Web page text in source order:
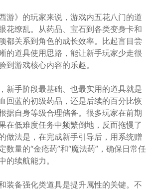
游》的玩家来说，游戏内五花八门的道
花缭乱。从药品、宝石到各类变身卡和
都关系到角色的成长效率。比起盲目尝
的道具使用思路，能让新手玩家少走很
到游戏核心内容的乐趣。
新手阶段最基础、也最实用的道具就是
回蓝的初级药品，还是后续的百分比恢
据自身等级合理储备。很多玩家在前期
在低难度任务中频繁倒地，反而拖慢了
做法是，在完成新手引导后，用系统赠
数量的“金疮药”和“魔法药”，确保日常任
的续航能力。
装备强化类道具是提升属性的关键。不